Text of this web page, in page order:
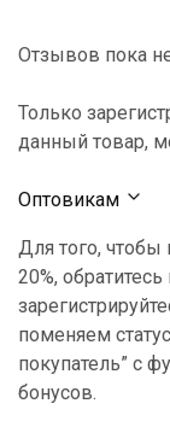
Отзывов пока
Только
данный товар,
Оптовикам
Для того, чтобы
20%,
поменяем
покупатель” с
бонусов.